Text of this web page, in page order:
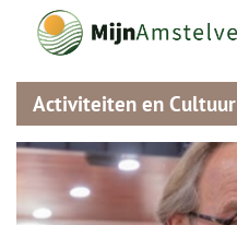
Activiteiten en Cultuur